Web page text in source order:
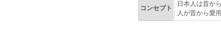
コンセプト
日本人は昔か
人が昔から愛